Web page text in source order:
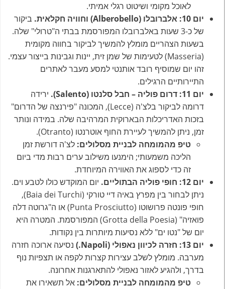
לאוכל מקומי ושיטוט רגלי אמיתי.
יום 10: אלברובלו (Alberobello) וחוויה חקלאית.
ביקור
של כ-3 שעות באלברובלו המפורסמת בבתי ה"טרולי" שלה.
בשעות הצהריים מומלץ להמשיך לביקור בחווה מקומית
(Masseria) לטעימות של שמן זית, יינות וגבינות בייצור עצמי.
זהו יום שמוסיף רובד אותנטי למסע מעבר לאתרים
התיירותיים הרגילים.
יום 11: דרום פוליה – חבל סלנטו (Salento).
ירידה
דרומה לביקור בלצ'ה (Lecce), המכונה "פירנצה של הדרום"
בזכות האדריכלות הבארוקית המרהיבה שלה. במידה ונותר
זמן, ניתן להמשיך לעיירת החוף אוטרנטו (Otranto).
טיפ מהמומחה לבניית מסלולים: לצ'ה דורשת זמן
הליכה משמעותי; הימנעו משילוב ערים רבות מדי ביום
זה כדי לספוג את האווירה המיוחדת.
יום 12: חופי פוליה הבתוליים.
יום המוקדש כולו לטבע וים.
ניתן לבחור בין מפרץ באיה דיי טורקי (Baia dei Turchi),
חופי פונטה פרושוטו (Punta Prosciutto) או ה"גרוטה דלה
פואזיה" (Grotta della Poesia) המפורסמת. המטרה היא
יום של "נטו ים" ללא נסיעות מיותרות בין נקודות.
יום 13: חזרה לכיוון נאפולי (Napoli.)
נסיעה ארוכה חזרה
מערבה. מומלץ לשלב עצירות קצרות לקפה או תצפיות נוף
בדרך, ולהגיע לאזור נאפולי להתארגנות אחרונה.
טיפ מהמומחה לבניית מסלולים: אל תשאירו את